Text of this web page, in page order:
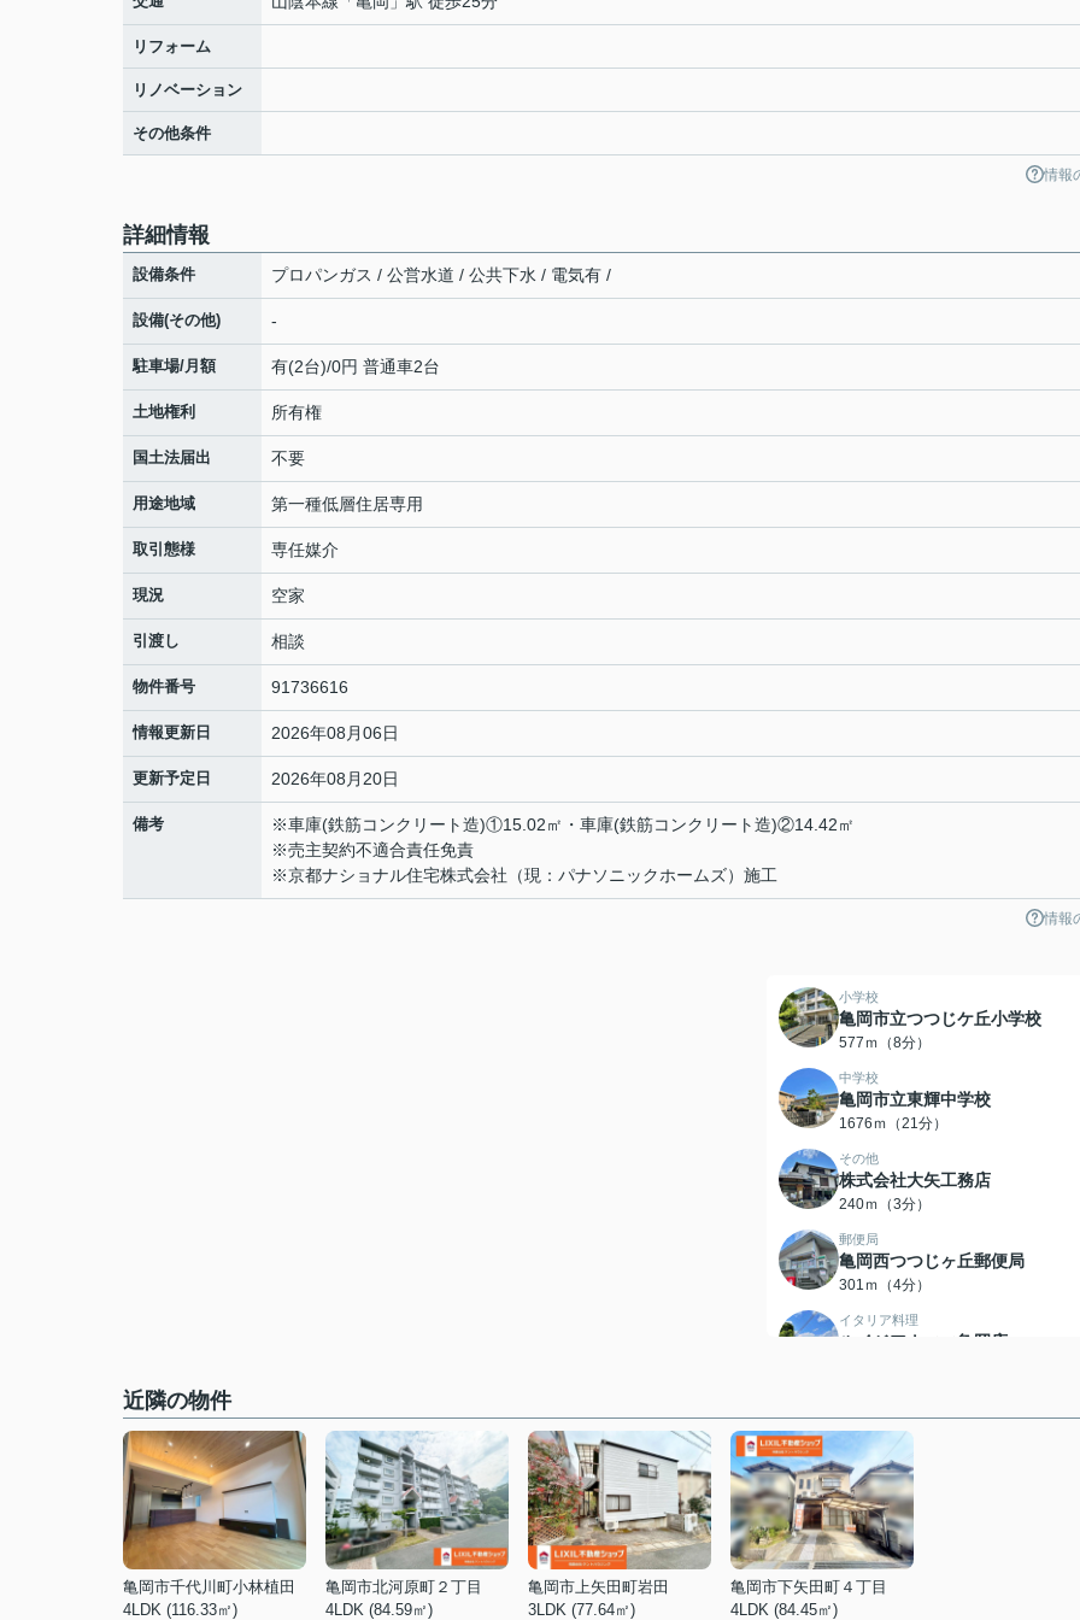
リフォーム
リノベーション
その他条件
情報
詳細情報
設備条件 プロパンガス / 公営水道 / 公共下水 / 電気有 /
設備(その他) -
駐車場/月額 有(2台)/0円 普通車2台
土地権利 所有権
国土法届出 不要
用途地域 第一種低層住居専用
取引態様 専任媒介
現況 空家
引渡し 相談
物件番号 91736616
情報更新日 2026年08月06日
更新予定日 2026年08月20日
備考
※車庫(鉄筋コンクリート造)①15.02㎡・車庫(鉄筋コンクリート造)②14.42㎡
※売主契約不適合責任免責
※京都ナショナル住宅株式会社（現：パナソニックホームズ）施工
情報
小学校
亀岡市立つつじケ丘小学校
577ｍ（8分）
中学校
亀岡市立東輝中学校
1676ｍ（21分）
その他
株式会社大矢工務店
240ｍ（3分）
郵便局
亀岡西つつじヶ丘郵便局
301ｍ（4分）
イタリア料理
ルイジアナママ亀岡店
フィットネスPOINTサン・スポ
ーツ
385ｍ（5分）
イタリア料理
ジョリーパスタ 亀岡店
531ｍ（7分）
ドラッグストア
近隣の物件
亀岡市千代川町小林植田
4LDK (116.33㎡)
亀岡市北河原町２丁目
4LDK (84.59㎡)
亀岡市上矢田町岩田
3LDK (77.64㎡)
亀岡市下矢田町４丁目
4LDK (84.45㎡)